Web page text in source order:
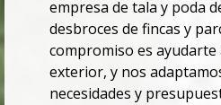
empresa de tala y poda
desbroces de fincas y
compromiso es ayudarte
exterior, y nos
necesidades y